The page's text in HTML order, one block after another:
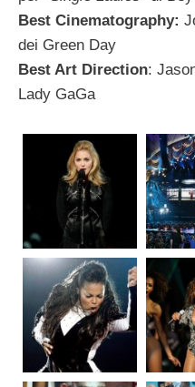
Best Cinematography:
dei Green Day
Best Art Direction:
Lady GaGa